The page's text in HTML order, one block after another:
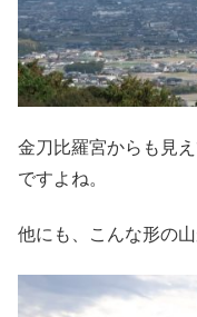
金刀比羅宮からも見
ですよね。
他にも、こんな形の